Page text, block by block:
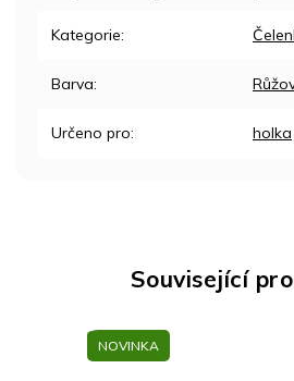
Související
NOVINKA
Kategorie:
Barva:
Určeno pro: holka